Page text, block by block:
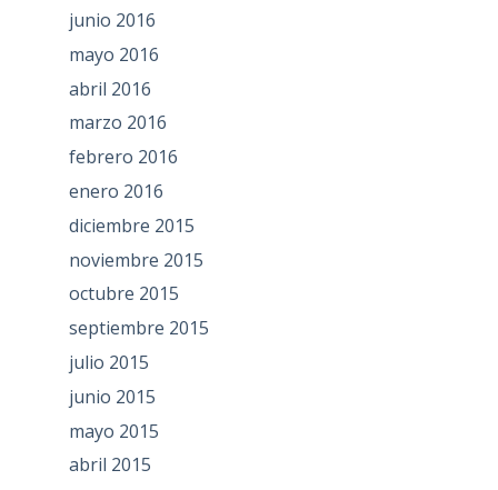
junio 2016
mayo 2016
abril 2016
marzo 2016
febrero 2016
enero 2016
diciembre 2015
noviembre 2015
octubre 2015
septiembre 2015
julio 2015
junio 2015
mayo 2015
abril 2015